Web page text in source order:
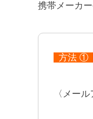
携帯メーカ
方法 ①
〈メー